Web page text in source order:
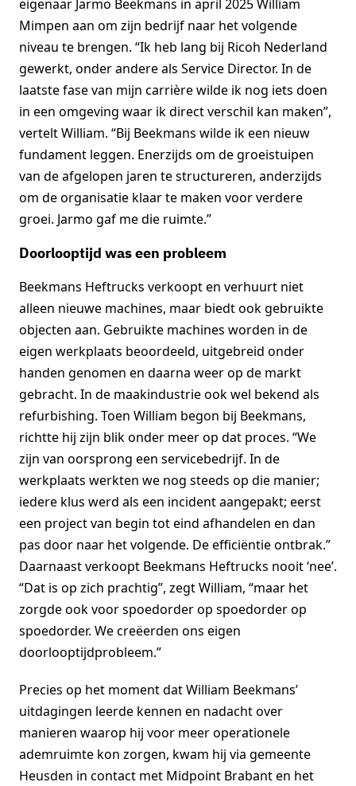
eigenaar Jarmo Beekmans in april 2025 William
Mimpen aan om zijn bedrijf naar het volgende
niveau te brengen. “Ik heb lang bij Ricoh Nederland
gewerkt, onder andere als Service Director. In de
laatste fase van mijn carrière wilde ik nog iets doen
in een omgeving waar ik direct verschil kan maken”,
vertelt William. “Bij Beekmans wilde ik een nieuw
fundament leggen. Enerzijds om de groeistuipen
van de afgelopen jaren te structureren, anderzijds
om de organisatie klaar te maken voor verdere
groei. Jarmo gaf me die ruimte.”
Doorlooptijd was een probleem
Beekmans Heftrucks verkoopt en verhuurt niet
alleen nieuwe machines, maar biedt ook gebruikte
objecten aan. Gebruikte machines worden in de
eigen werkplaats beoordeeld, uitgebreid onder
handen genomen en daarna weer op de markt
gebracht. In de maakindustrie ook wel bekend als
refurbishing. Toen William begon bij Beekmans,
richtte hij zijn blik onder meer op dat proces. “We
zijn van oorsprong een servicebedrijf. In de
werkplaats werkten we nog steeds op die manier;
iedere klus werd als een incident aangepakt; eerst
een project van begin tot eind afhandelen en dan
pas door naar het volgende. De efficiëntie ontbrak.”
Daarnaast verkoopt Beekmans Heftrucks nooit ‘nee’.
“Dat is op zich prachtig”, zegt William, “maar het
zorgde ook voor spoedorder op spoedorder op
spoedorder. We creëerden ons eigen
doorlooptijdprobleem.”
Precies op het moment dat William Beekmans’
uitdagingen leerde kennen en nadacht over
manieren waarop hij voor meer operationele
ademruimte kon zorgen, kwam hij via gemeente
Heusden in contact met Midpoint Brabant en het